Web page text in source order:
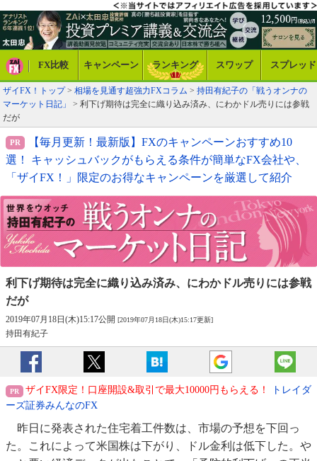
FX比較 キャンペーン ランキング スワップ スプレッド
ザイFX！トップ> 相場を見通す超強力FXコラム > 持田有紀子の「戦うオンナの
マーケット日記」
> 利下げ期待は完全に織り込み済み、にわかドル売りには参戦
だが
【毎月更新！最新版】FXのキャンペーンおすすめ10
選！ キャッシュバックがもらえる条件が簡単なFX会社や、
「ザイFX！」限定のお得なキャンペーンを厳選して紹介
利下げ期待は完全に織り込み済み、 にわかドル売りには参戦
だが
2019年07月18日(木)15:17公開 [2019年07月18日(木)15:17更新]
持田有紀子
ザイFX限定！口座開設&取引で最大10000円もらえる！
トレイダ
ーズ証券みんなのFX
昨日に発表された住宅着工件数は、市場の予想を下回っ
た。これによって米国株は下がり、ドル金利は低下した。や